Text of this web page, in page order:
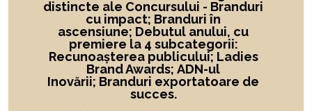
distincte ale Concursului - Branduri
cu impact; Branduri în
ascensiune; Debutul anului, cu
premiere la 4 subcategorii:
Recunoașterea publicului; Ladies
Brand Awards; ADN-ul
Inovării; Branduri exportatoare de
succes.